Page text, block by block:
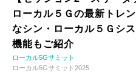
ローカル５Ｇの最新トレ
なシン・ローカル５Ｇシ
機能もご紹介
ローカル5Gサミット
ローカル5Gサミット2025